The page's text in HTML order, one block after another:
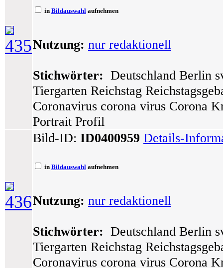
435
in Bildauswahl aufnehmen
Nutzung: nur redaktionell
Stichwörter: Deutschland Berlin
Tiergarten Reichstag
Coronavirus corona virus Corona
Portrait Profil
436
Bild-ID: ID0400959 Details-
in Bildauswahl aufnehmen
Nutzung: nur redaktionell
Stichwörter: Deutschland Berlin
Tiergarten Reichstag
Coronavirus corona virus Corona